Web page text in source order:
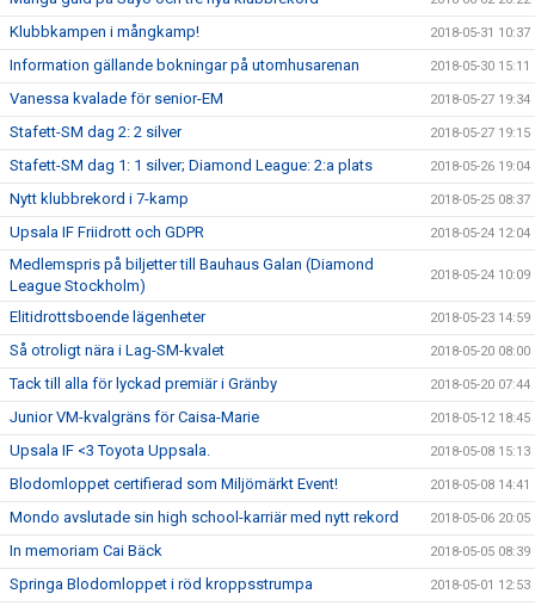
Klubbkampen i mångkamp! 2018-05-31 10:37
Information gällande bokningar på utomhusarenan 2018-05-30 15:11
Vanessa kvalade för senior-EM 2018-05-27 19:34
Stafett-SM dag 2: 2 silver 2018-05-27 19:15
Stafett-SM dag 1: 1 silver; Diamond League: 2:a plats 2018-05-26 19:04
Nytt klubbrekord i 7-kamp 2018-05-25 08:37
Upsala IF Friidrott och GDPR 2018-05-24 12:04
Medlemspris på biljetter till Bauhaus Galan (Diamond
League Stockholm)
2018-05-24 10:09
Elitidrottsboende lägenheter 2018-05-23 14:59
Så otroligt nära i Lag-SM-kvalet 2018-05-20 08:00
Tack till alla för lyckad premiär i Gränby 2018-05-20 07:44
Junior VM-kvalgräns för Caisa-Marie 2018-05-12 18:45
Upsala IF <3 Toyota Uppsala. 2018-05-08 15:13
Blodomloppet certifierad som Miljömärkt Event! 2018-05-08 14:41
Mondo avslutade sin high school-karriär med nytt rekord 2018-05-06 20:05
In memoriam Cai Bäck 2018-05-05 08:39
Springa Blodomloppet i röd kroppsstrumpa 2018-05-01 12:53